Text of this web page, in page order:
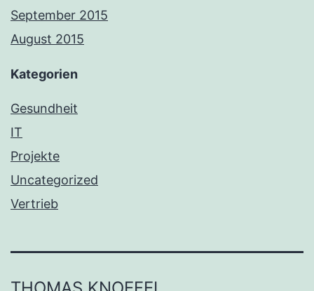
September 2015
August 2015
Kategorien
Gesundheit
IT
Projekte
Uncategorized
Vertrieb